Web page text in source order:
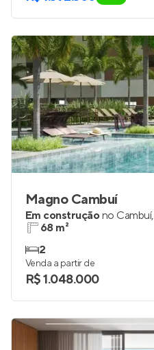
Magno Cambuí
Em construçãono Cambuí,
68 m²
2
Venda a partir de
R$ 1.048.000